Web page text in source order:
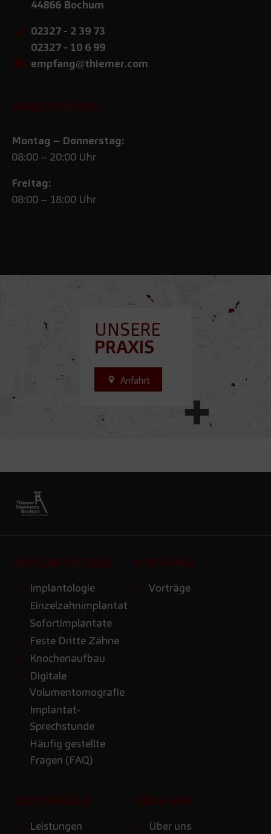
UNSERE
PRAXIS
Anfahrt
44866 Bochum
02327 - 2 39 73
02327 - 10 6 99
empfang@thiemer.com
SPRECHSTUNDE
Montag – Donnerstag:
08:00 – 20:00 Uhr
Freitag:
08:00 – 18:00 Uhr
IMPLANTOLOGIE
Implantologie
Einzelzahnimplantat
Sofortimplantate
Feste Dritte Zähne
Knochenaufbau
Digitale
Volumentomografie
Implantat-
Sprechstunde
Häufig gestellte
Fragen (FAQ)
VORTRÄGE
Vorträge
LEISTUNGEN
Leistungen
ÜBER UNS
Über uns